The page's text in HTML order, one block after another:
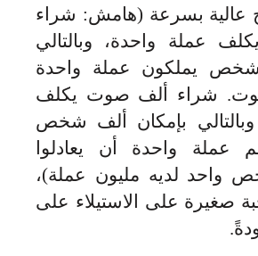
عالية بسرعة (هامش: شراء
عملة واحدة، وبالتالي
شخص يملكون عملة واحدة
شراء ألف صوت يكلف
بإمكان ألف شخص
عملة واحدة أن يعادلوا
واحد لديه مليون عملة)،
صغيرة على الاستيلاء على